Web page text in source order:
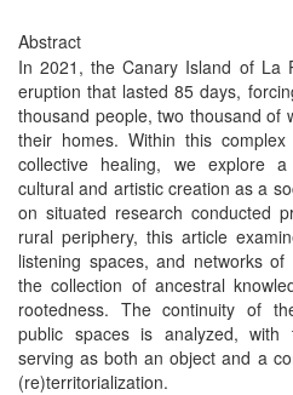
Abstract
In 2021, the Canary Island of La
eruption that lasted 85 days,
thousand people, two thousand of
their homes. Within this
collective healing, we explore
cultural and artistic creation as a
on situated research conducted
rural periphery, this article
listening spaces, and networks
the collection of ancestral
rootedness. The continuity of
public spaces is analyzed, with
serving as both an object and a
(re)territorialization.